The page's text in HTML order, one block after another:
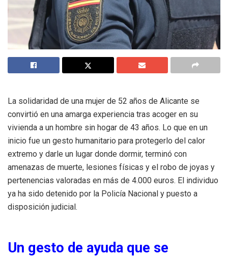
La solidaridad de una mujer de 52 años de Alicante se
convirtió en una amarga experiencia tras acoger en su
vivienda a un hombre sin hogar de 43 años. Lo que en un
inicio fue un gesto humanitario para protegerlo del calor
extremo y darle un lugar donde dormir, terminó con
amenazas de muerte, lesiones físicas y el robo de joyas y
pertenencias valoradas en más de 4.000 euros. El individuo
ya ha sido detenido por la Policía Nacional y puesto a
disposición judicial.
Un gesto de ayuda que se